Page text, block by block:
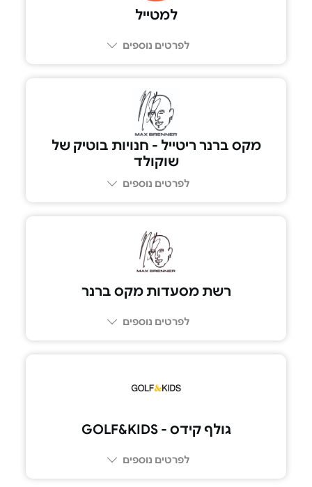
למטייל
לפרטים נוספים
מקס ברנר ריטייל - חנויות בוטיק של
שוקולד
לפרטים נוספים
רשת מסעדות מקס ברנר
לפרטים נוספים
גולף קידס - GOLF&KIDS
לפרטים נוספים